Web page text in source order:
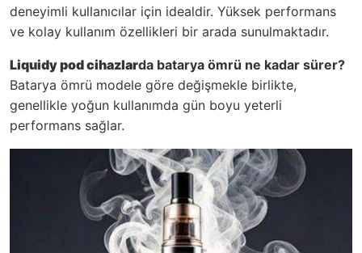
deneyimli kullanıcılar için idealdir. Yüksek performans
ve kolay kullanım özellikleri bir arada sunulmaktadır.
Liquidy pod cihazlarda batarya ömrü ne kadar sürer?
Batarya ömrü modele göre değişmekle birlikte,
genellikle yoğun kullanımda gün boyu yeterli
performans sağlar.